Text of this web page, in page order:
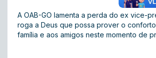
A OAB-GO lamenta a perda do ex vice-
roga a Deus que possa prover o
família e aos amigos neste momento de